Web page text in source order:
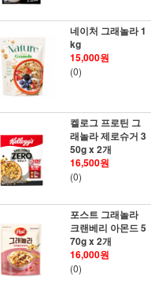
네이처 그래놀라 1
kg
15,000원
(0)
켈로그 프로틴 그
래놀라 제로슈거 3
50g x 2개
16,500원
(0)
포스트 그래놀라
크랜베리 아몬드 5
70g x 2개
16,000원
(0)